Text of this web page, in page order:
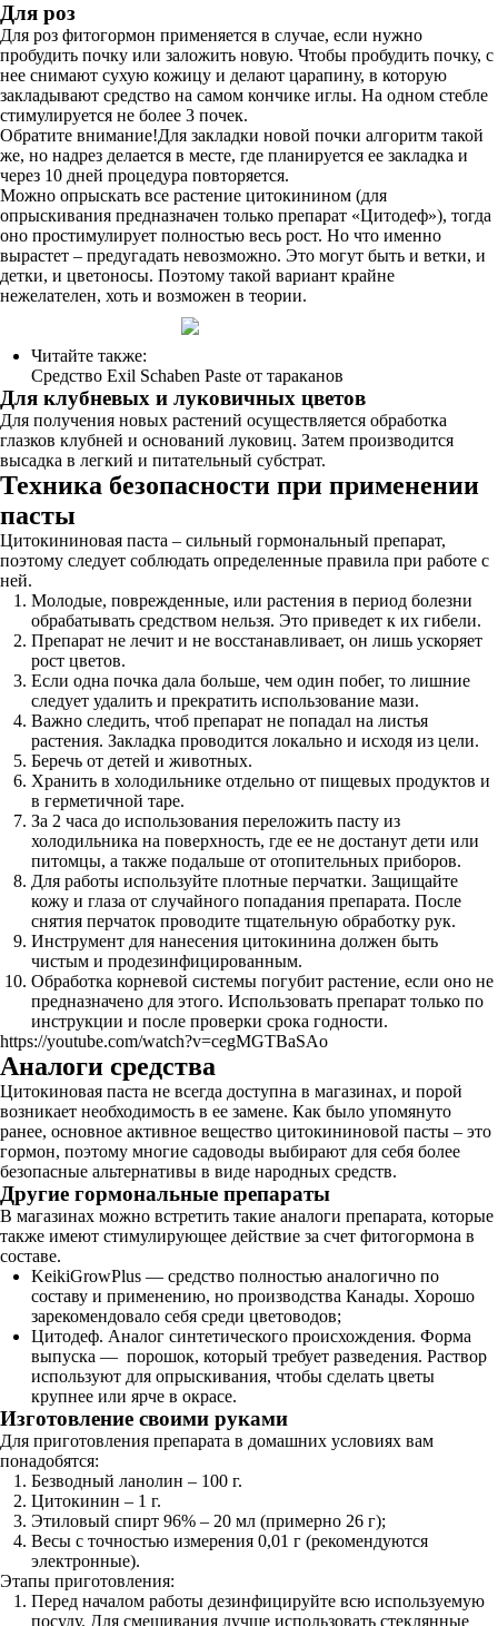
Для роз
Для роз фитогормон применяется в случае, если нужно
пробудить почку или заложить новую. Чтобы пробудить почку, с
нее снимают сухую кожицу и делают царапину, в которую
закладывают средство на самом кончике иглы. На одном стебле
стимулируется не более 3 почек.
Обратите внимание!Для закладки новой почки алгоритм такой
же, но надрез делается в месте, где планируется ее закладка и
через 10 дней процедура повторяется.
Можно опрыскать все растение цитокинином (для
опрыскивания предназначен только препарат «Цитодеф»), тогда
оно простимулирует полностью весь рост. Но что именно
вырастет – предугадать невозможно. Это могут быть и ветки, и
детки, и цветоносы. Поэтому такой вариант крайне
нежелателен, хоть и возможен в теории.
Читайте также:
Средство Exil Schaben Paste от тараканов
Для клубневых и луковичных цветов
Для получения новых растений осуществляется обработка
глазков клубней и оснований луковиц. Затем производится
высадка в легкий и питательный субстрат.
Техника безопасности при применении
пасты
Цитокининовая паста – сильный гормональный препарат,
поэтому следует соблюдать определенные правила при работе с
ней.
Молодые, поврежденные, или растения в период болезни
обрабатывать средством нельзя. Это приведет к их гибели.
Препарат не лечит и не восстанавливает, он лишь ускоряет
рост цветов.
Если одна почка дала больше, чем один побег, то лишние
следует удалить и прекратить использование мази.
Важно следить, чтоб препарат не попадал на листья
растения. Закладка проводится локально и исходя из цели.
Беречь от детей и животных.
Хранить в холодильнике отдельно от пищевых продуктов и
в герметичной таре.
За 2 часа до использования переложить пасту из
холодильника на поверхность, где ее не достанут дети или
питомцы, а также подальше от отопительных приборов.
Для работы используйте плотные перчатки. Защищайте
кожу и глаза от случайного попадания препарата. После
снятия перчаток проводите тщательную обработку рук.
Инструмент для нанесения цитокинина должен быть
чистым и продезинфицированным.
Обработка корневой системы погубит растение, если оно не
предназначено для этого. Использовать препарат только по
инструкции и после проверки срока годности.
https://youtube.com/watch?v=cegMGTBaSAo
Аналоги средства
Цитокиновая паста не всегда доступна в магазинах, и порой
возникает необходимость в ее замене. Как было упомянуто
ранее, основное активное вещество цитокининовой пасты – это
гормон, поэтому многие садоводы выбирают для себя более
безопасные альтернативы в виде народных средств.
Другие гормональные препараты
В магазинах можно встретить такие аналоги препарата, которые
также имеют стимулирующее действие за счет фитогормона в
составе.
KeikiGrowPlus — средство полностью аналогично по
составу и применению, но производства Канады. Хорошо
зарекомендовало себя среди цветоводов;
Цитодеф. Аналог синтетического происхождения. Форма
выпуска — порошок, который требует разведения. Раствор
используют для опрыскивания, чтобы сделать цветы
крупнее или ярче в окрасе.
Изготовление своими руками
Для приготовления препарата в домашних условиях вам
понадобятся:
Безводный ланолин – 100 г.
Цитокинин – 1 г.
Этиловый спирт 96% – 20 мл (примерно 26 г);
Весы с точностью измерения 0,01 г (рекомендуются
электронные).
Этапы приготовления:
Перед началом работы дезинфицируйте всю используемую
посуду. Для смешивания лучше использовать стеклянные